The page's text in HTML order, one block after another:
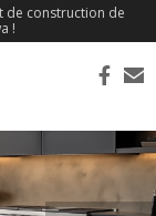
de construction de
!